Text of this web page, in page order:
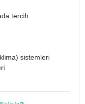
tercih
sistemleri